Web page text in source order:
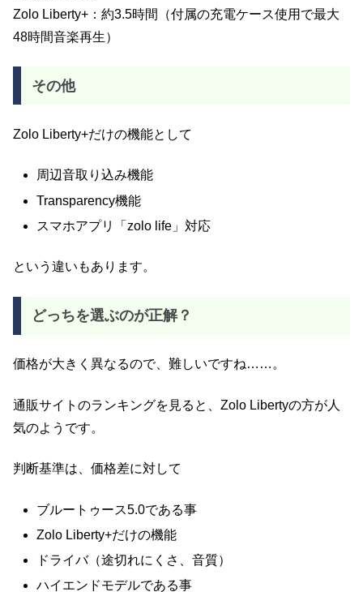
Zolo Liberty+：約3.5時間（付属の充電ケース使用で最大
48時間音楽再生）
その他
Zolo Liberty+だけの機能として
周辺音取り込み機能
Transparency機能
スマホアプリ「zolo life」対応
という違いもあります。
どっちを選ぶのが正解？
価格が大きく異なるので、難しいですね……。
通販サイトのランキングを見ると、Zolo Libertyの方が人
気のようです。
判断基準は、価格差に対して
ブルートゥース5.0である事
Zolo Liberty+だけの機能
ドライバ（途切れにくさ、音質）
ハイエンドモデルである事